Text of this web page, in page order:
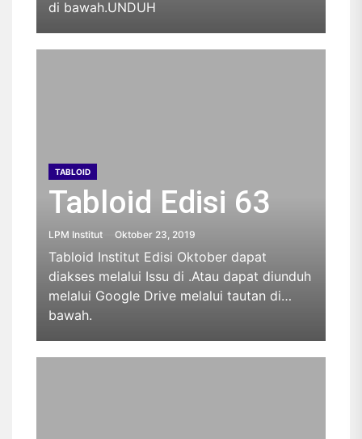
di bawah.UNDUH
TABLOID
Tabloid Edisi 63
LPM Institut Oktober 23, 2019
Tabloid Institut Edisi Oktober dapat
diakses melalui Issu di .Atau dapat diunduh
melalui Google Drive melalui tautan di
bawah.